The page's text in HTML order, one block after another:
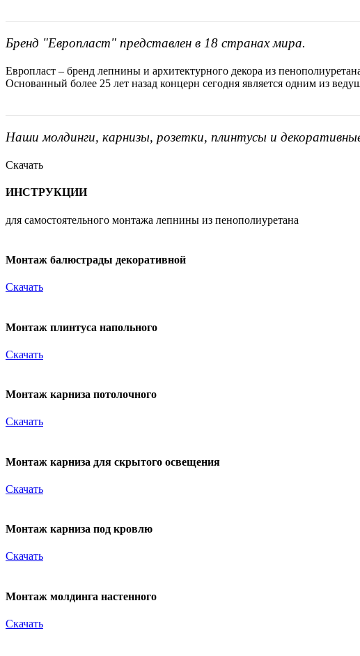
Бренд "Европласт" представлен в 18 странах мира.
Европласт – бренд лепнины и архитектурного декора из
Основанный более 25 лет назад концерн сегодня является одним из
Наши молдинги, карнизы, розетки, плинтусы и
Скачать
ИНСТРУКЦИИ
для самостоятельного монтажа лепнины из пенополиуретана
Монтаж балюстрады декоративной
Скачать
Монтаж плинтуса напольного
Скачать
Монтаж карниза потолочного
Скачать
Монтаж карниза для скрытого освещения
Скачать
Монтаж карниза под кровлю
Скачать
Монтаж молдинга настенного
Скачать